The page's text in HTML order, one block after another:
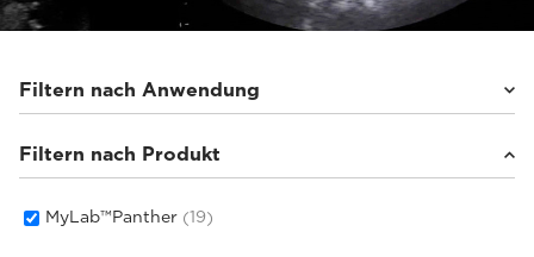
Filtern nach Anwendung
Pferde(2)
Kleintiere(17)
Filtern nach Produkt
MyLab™Panther (19)